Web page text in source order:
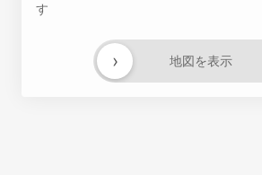
す
地図を表示
›